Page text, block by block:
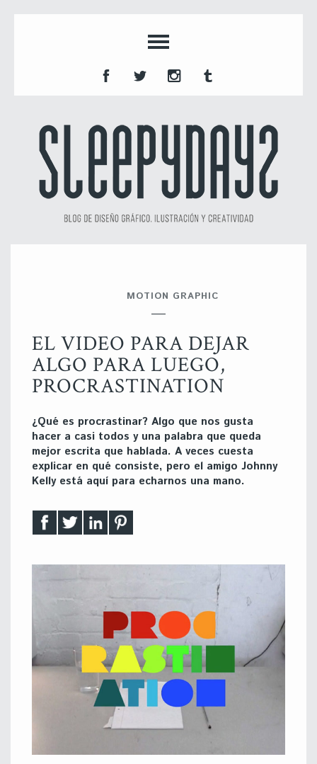
MOTION GRAPHIC
EL VIDEO PARA DEJAR
ALGO PARA LUEGO,
PROCRASTINATION
¿Qué es procrastinar? Algo que nos gusta
hacer a casi todos y una palabra que queda
mejor escrita que hablada. A veces cuesta
explicar en qué consiste, pero el amigo Johnny
Kelly está aquí para echarnos una mano.